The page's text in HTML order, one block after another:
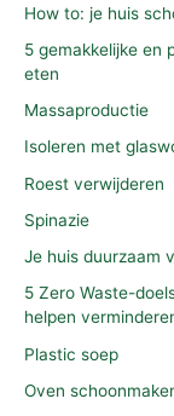
How to: je huis
5 gemakkelijke en
eten
Massaproductie
Isoleren met
Roest verwijderen
Spinazie
Je huis duurzaam
5 Zero Waste-
helpen
Plastic soep
Oven